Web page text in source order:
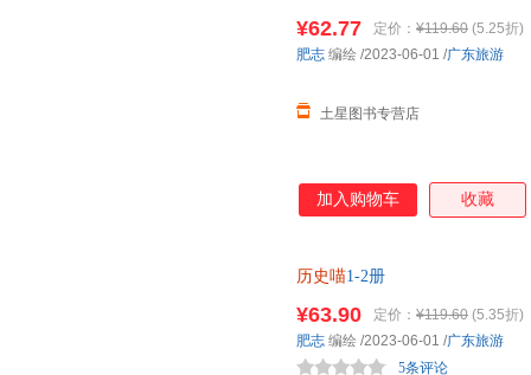
¥62.77 定价： ¥119.60 (5.25折)
土星图书专营店
肥志 编绘 /2023-06-01 /广东旅游
加入购物车 收藏
历史喵1-2册
¥63.90 定价： ¥119.60 (5.35折)
5条评论
肥志 编绘 /2023-06-01 /广东旅游